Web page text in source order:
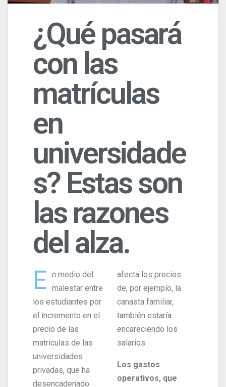
¿Qué pasará
con las
matrículas
en
universidade
s? Estas son
las razones
del alza.
E n medio del
malestar entre
los estudiantes por
el incremento en el
precio de las
matrículas de las
universidades
privadas, que ha
desencadenado
afecta los precios
de, por ejemplo, la
canasta familiar,
también estaría
encareciendo los
salarios.
Los gastos
operativos, que